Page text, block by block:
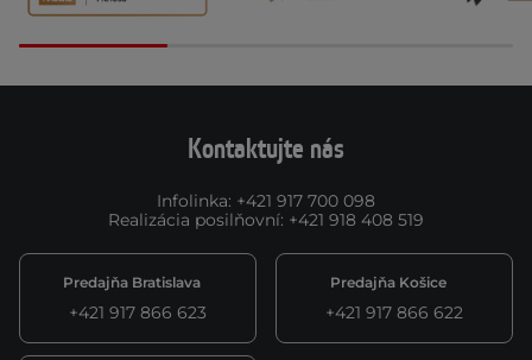
Kontaktujte nás
Infolinka: +421 917 700 098
Realizácia posilňovní: +421 918 408 519
Predajňa Bratislava
+421 917 866 623
Predajňa Košice
+421 917 866 622